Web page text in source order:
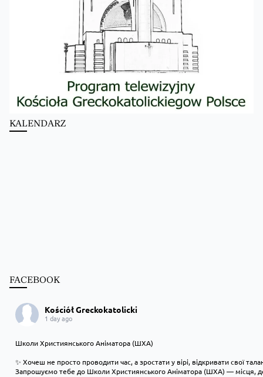
KALENDARZ
FACEBOOK
Kościół Greckokatolicki
1 day ago
Школи Християнського Аніматора (ШХА)
✨ Хочеш не просто проводити час, а зростати у вірі, відкривати свої
Запрошуємо тебе до Школи Християнського Аніматора (ШХА) — місця,